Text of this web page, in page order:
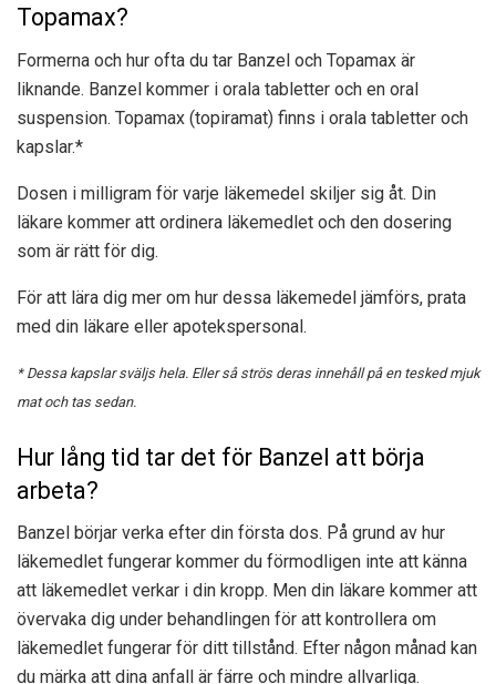
Topamax?
Formerna och hur ofta du tar Banzel och Topamax är
liknande. Banzel kommer i orala tabletter och en oral
suspension. Topamax (topiramat) finns i orala tabletter och
kapslar.*
Dosen i milligram för varje läkemedel skiljer sig åt. Din
läkare kommer att ordinera läkemedlet och den dosering
som är rätt för dig.
För att lära dig mer om hur dessa läkemedel jämförs, prata
med din läkare eller apotekspersonal.
* Dessa kapslar sväljs hela. Eller så strös deras innehåll på en tesked mjuk
mat och tas sedan.
Hur lång tid tar det för Banzel att börja
arbeta?
Banzel börjar verka efter din första dos. På grund av hur
läkemedlet fungerar kommer du förmodligen inte att känna
att läkemedlet verkar i din kropp. Men din läkare kommer att
övervaka dig under behandlingen för att kontrollera om
läkemedlet fungerar för ditt tillstånd. Efter någon månad kan
du märka att dina anfall är färre och mindre allvarliga.